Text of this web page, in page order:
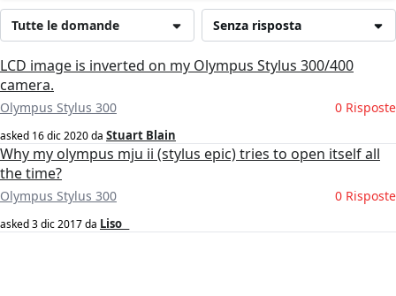
Senza risposta
Tutte le domande
LCD image is inverted on my Olympus Stylus 300/400
camera.
Olympus Stylus 300 0 Risposte
asked 16 dic 2020da Stuart Blain
Why my olympus mju ii (stylus epic) tries to open itself all
the time?
Olympus Stylus 300 0 Risposte
asked3 dic 2017da Liso _